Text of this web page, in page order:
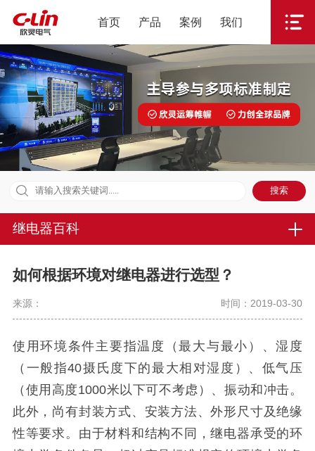
首页 产品 案例 我们
继电器百科
如何根据环境对继电器进行选型？
来源： 时间：2019-03-30
使用环境条件主要指温度（最大与最小）、湿度
（一般指40摄氏度下的最大相对湿度）、低气压
（使用高度1000米以下可不考虑）、振动和冲击。
此外，尚有封装方式、安装方法、外形尺寸及绝缘
性等要求。由于材料和结构不同，继电器承受的环